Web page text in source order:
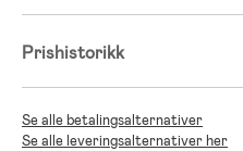
Prishistorikk
Se alle betalingsalternativer
Se alle leveringsalternativer her